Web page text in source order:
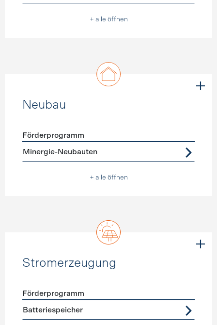
+ alle öffnen
Neubau
Förderprogramme
Förderprogramm
Minergie-Neubauten
+ alle öffnen
Stromerzeugung
Förderprogramme
Förderprogramm
Batteriespeicher